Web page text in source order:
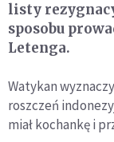
listy
sposobu
Letenga.
Watykan
roszczeń
miał kochankę i